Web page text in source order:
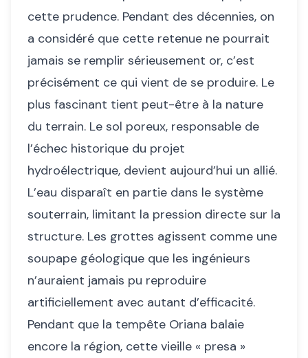
cette prudence. Pendant des décennies, on
a considéré que cette retenue ne pourrait
jamais se remplir sérieusement or, c’est
précisément ce qui vient de se produire. Le
plus fascinant tient peut-être à la nature
du terrain. Le sol poreux, responsable de
l’échec historique du projet
hydroélectrique, devient aujourd’hui un allié.
L’eau disparaît en partie dans le système
souterrain, limitant la pression directe sur la
structure. Les grottes agissent comme une
soupape géologique que les ingénieurs
n’auraient jamais pu reproduire
artificiellement avec autant d’efficacité.
Pendant que la tempête Oriana balaie
encore la région, cette vieille « presa »